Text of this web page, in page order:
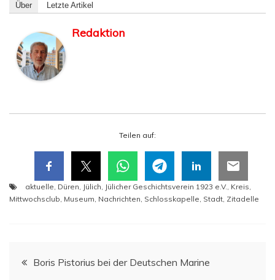
Über Letz­te Artikel
Redaktion
Tei­len auf:
aktuelle, Düren, Jülich, Jülicher Geschichtsverein 1923 e.V., Kreis,
Mittwochsclub, Museum, Nachrichten, Schlosskapelle, Stadt, Zitadelle
Beitragsnavigation
Boris Pis­to­ri­us bei der Deut­schen Marine